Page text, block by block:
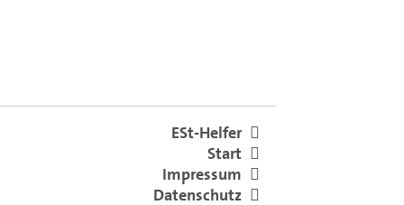
ESt-Helfer
Start
Impressum
Datenschutz